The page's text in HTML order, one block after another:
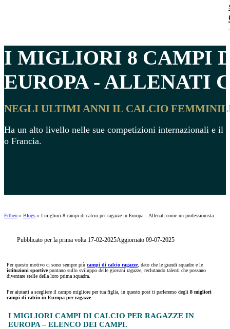
I MIGLIORI 8 CAMPI
EUROPA - ALLENATI
NEGLI ULTIMI ANNI IL CALCIO
Ha un alto livello nelle sue competizioni internazionali e il
o Francia.
Ertheo » Blogs » I migliori 8 campi di calcio per ragazze in Europa – Allenati come un professionista
Pubblicato per la prima volta 17-02-2025Aggiornato 09-07-2025
Per questo motivo ci sono sempre più campi di calcio ragazze, dato che le grandi squadre e le
istituzioni sportivepuntano sullo sviluppo delle giovani ragazze, reclutando talenti che possano
diventare stelle della loro prima squadra.
Per aiutarti a scegliere il campo migliore per tua figlia, in questo post ti parleremo degli 8 migliori
campi di calcio in Europa per ragazze.
I MIGLIORI CAMPI DI CALCIO PER RAGAZZE IN
EUROPA – ELENCO DEI CAMPI.